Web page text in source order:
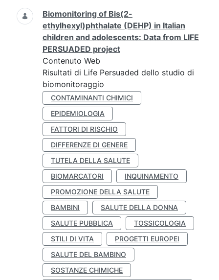
Biomonitoring of Bis(2-
ethylhexyl)phthalate (DEHP) in Italian
children and adolescents: Data from LIFE
PERSUADED project
Contenuto Web
Risultati di Life Persuaded dello studio di
biomonitoraggio
CONTAMINANTI CHIMICI
EPIDEMIOLOGIA
FATTORI DI RISCHIO
DIFFERENZE DI GENERE
TUTELA DELLA SALUTE
BIOMARCATORI
INQUINAMENTO
PROMOZIONE DELLA SALUTE
BAMBINI
SALUTE DELLA DONNA
SALUTE PUBBLICA
TOSSICOLOGIA
STILI DI VITA
PROGETTI EUROPEI
SALUTE DEL BAMBINO
SOSTANZE CHIMICHE